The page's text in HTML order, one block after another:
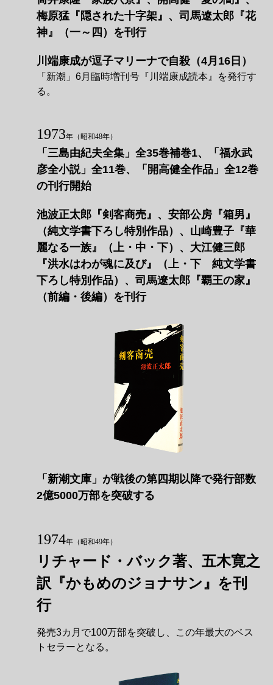
梅原猛『隠された十字架』、司馬遼󠄁太郎『花
神』（一～四）を刊行
川端康成が逗子マリーナで自殺（4月16日）
「新潮」6月臨時増刊号『川端康成読本』を発行す
る。
1973年 （昭和48年）
「三島由紀夫全集」全35巻補巻1、「福永武
彦全小説」全11巻、「開高健全作品」全12巻
の刊行開始
池波正太郎『剣客商売』、安部公房『箱男』
（純文学書下ろし特別作品）、山崎豊子『華
麗なる一族』（上・中・下）、大江健三郎
『洪水はわが魂に及び』（上・下 純文学書
下ろし特別作品）、司馬遼󠄁太郎『覇王の家』
（前編・後編）を刊行
「新潮文庫」が戦後の第四期以降で発行部数
2億5000万部を突破する
1974年 （昭和49年）
リチャード・バック著、五木寛之
訳『かもめのジョナサン』を刊
行
発売3カ月で100万部を突破し、この年最大のベス
トセラーとなる。